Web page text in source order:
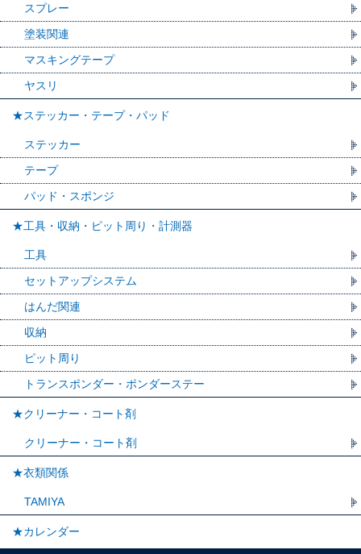
スプレー
塗装関連
マスキングテープ
ヤスリ
★ステッカー・テープ・パッド
ステッカー
テープ
パッド・スポンジ
★工具・収納・ピット周り・計測器
工具
セットアップシステム
はんだ関連
収納
ピット周り
トランスポンダー・ポンダーステー
★クリーナー・コート剤
クリーナー・コート剤
★衣類関係
TAMIYA
★カレンダー